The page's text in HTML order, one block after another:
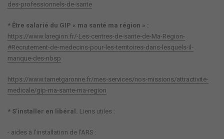
des-professionnels-de-sante
* Être salarié du GIP « ma santé ma région » :
https://www.laregion.fr/-Les-centres-de-sante-de-Ma-Region-
#Recrutement-de-medecins-pour-les-territoires-dans-lesquels-il-
manque-des-nbsp
https://www.tarnetgaronne.fr/mes-services/nos-missions/attractivite-
medicale/gip-ma-sante-ma-region
* S’installer en libéral. Liens utiles :
- aides à l’installation de l’ARS :